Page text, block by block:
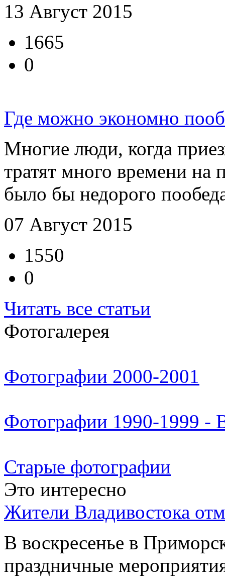
13 Август 2015
1665
0
Где можно экономно
Многие люди, когда
тратят много времени на
было бы недорого
07 Август 2015
1550
0
Читать все статьи
Фотогалерея
Фотографии 2000-2001
Фотографии 1990-1999 -
Старые фотографии
Это интересно
Жители Владивостока
В воскресенье в
праздничные